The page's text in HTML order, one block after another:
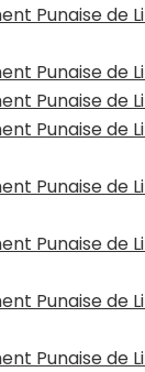
Punaise de
Punaise de
Punaise de
Punaise de
Punaise de
Punaise de
Punaise de
Punaise de